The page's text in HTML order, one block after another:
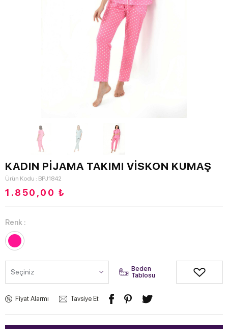
KADIN PİJAMA TAKIMI VİSKON KUMAŞ
Ürün Kodu : BPJ1842
1.850,00 ₺
Renk :
Beden
Tablosu
Fiyat Alarmı Tavsiye Et